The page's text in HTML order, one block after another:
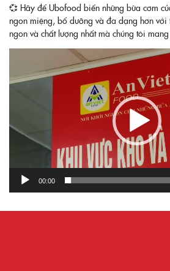
💞 Hãy để Ubofood biến những bữa cơm
ngon miệng, bổ dưỡng và đa dạng hơn với
ngon và chất lượng nhất mà chúng tôi
00:00